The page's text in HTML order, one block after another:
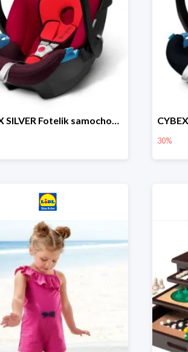
CYBEX SILVER Fotelik samochodowy
30%